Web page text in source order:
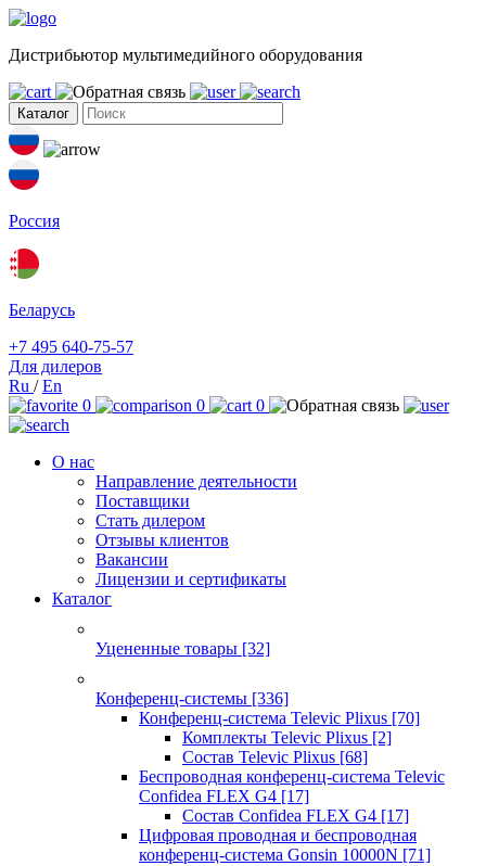
Дистрибьютор мультимедийного оборудования
Каталог
Россия
Беларусь
+7 495 640-75-57
Для дилеров
Ru /En
0
0 0
О нас
Направление деятельности
Поставщики
Стать дилером
Отзывы клиентов
Вакансии
Лицензии и сертификаты
Каталог
Уцененные товары [32]
Конференц-системы [336]
Конференц-система Televic Plixus [70]
Комплекты Televic Plixus [2]
Состав Televic Plixus [68]
Беспроводная конференц-система Televic
Confidea FLEX G4 [17]
Состав Confidea FLEX G4 [17]
Цифровая проводная и беспроводная
конференц-система Gonsin 10000N [71]